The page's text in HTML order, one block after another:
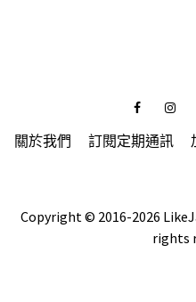
Facebook
關於我們 訂閱定期通訊
Copyright © 2016-2026
rights